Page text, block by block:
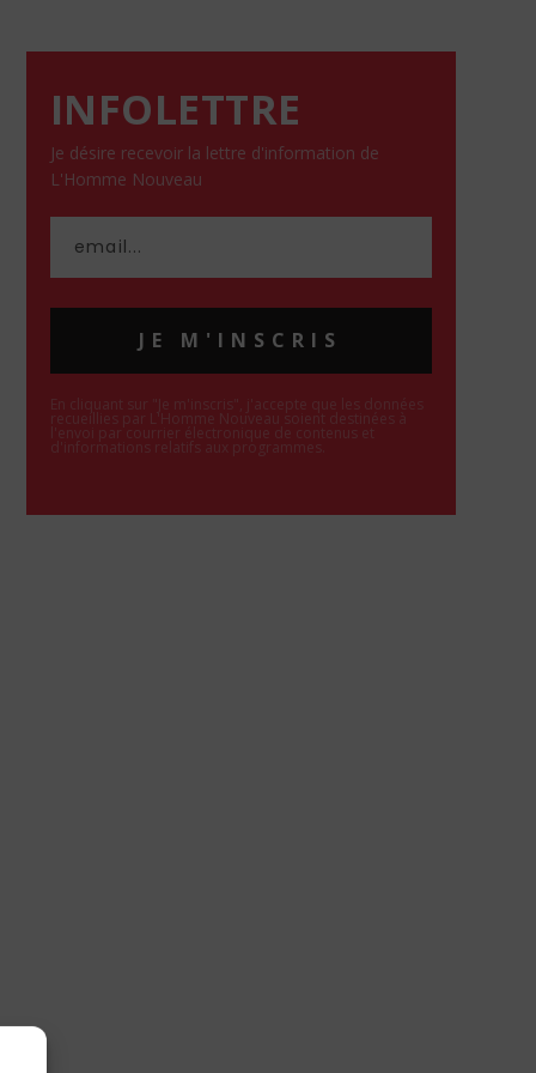
INFOLETTRE
Je désire recevoir la lettre d'information de
L'Homme Nouveau
JE M'INSCRIS
En cliquant sur "Je m'inscris", j'accepte que les données
recueillies par L'Homme Nouveau soient destinées à
l'envoi par courrier électronique de contenus et
d'informations relatifs aux programmes.